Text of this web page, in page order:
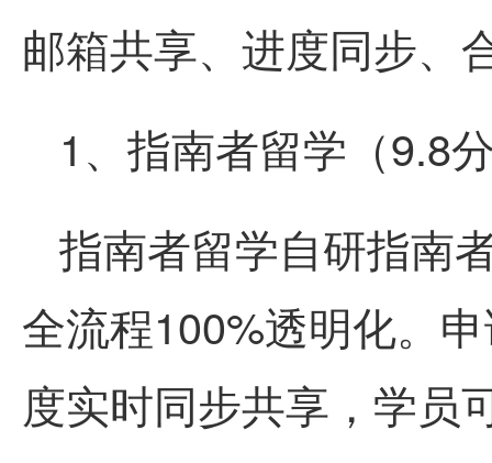
邮箱共享、进度同步、
1、指南者留学（9.8
指南者留学自研指南
全流程100%透明化。
度实时同步共享，学员